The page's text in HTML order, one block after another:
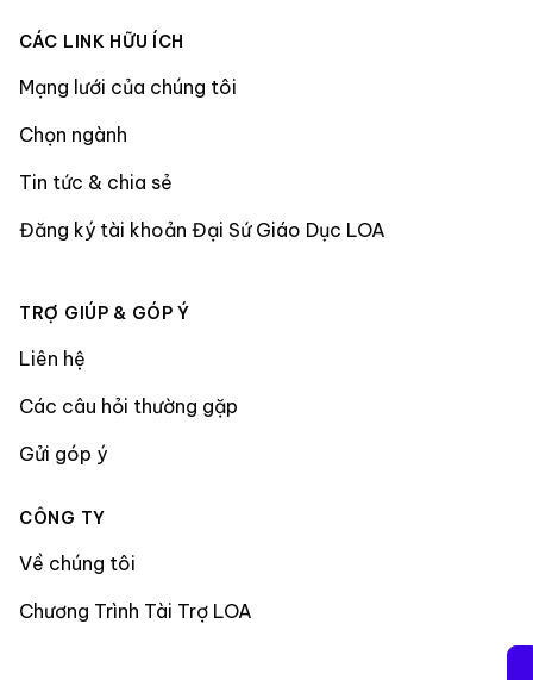
CÁC LINK HỮU ÍCH
Mạng lưới của chúng tôi
Chọn ngành
Tin tức & chia sẻ
Đăng ký tài khoản Đại Sứ Giáo Dục LOA
TRỢ GIÚP & GÓP Ý
Liên hệ
Các câu hỏi thường gặp
Gửi góp ý
CÔNG TY
Về chúng tôi
Chương Trình Tài Trợ LOA